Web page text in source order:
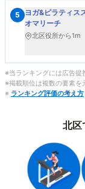
5
ヨガ&ピラティス
オマリーチ
北区役所から1m
※当ランキングには広告提
※掲載順位は複数の要素を
※ ランキング評価の考え方
北区